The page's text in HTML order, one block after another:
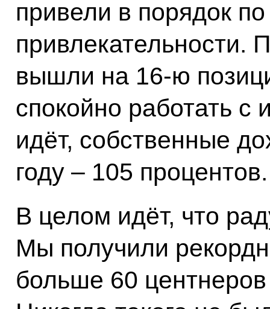
привели в порядок
вышли на 16-ю
спокойно работать с
идёт, собственные
году – 105 процентов.
В целом идёт, что
Мы получили
больше 60